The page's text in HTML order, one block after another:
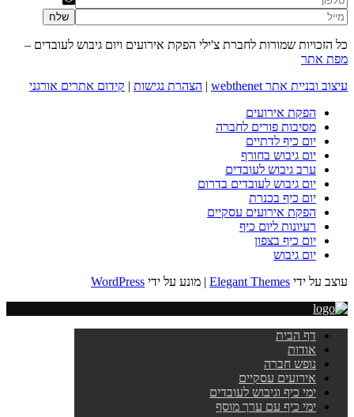
כל הזכויות שמורות לחברת צ'ילי הפקת אירועים ויום גיבוש לעובדים –
מפת אתר
עיצוב ובניית אתר webthenet
| הצהרת נגישות | קידום אתרים אורגני
הפקת אירועים
מסיבות פורים לחברה
יום כיף לדתיים
יום גיבוש בחורף
ערב גיבוש לעובדים
יום גיבוש לעובדים בדרום
יום כיף בכנרת
הפקת אירועים עסקיים
רעיונות ליום כיף
יום כיף בצפון
יום גיבוש
עוצב על ידי Elegant Themes | מונע על ידי WordPress
דף הבית
אודות
נופש חברה
אירועים עסקיים
ימי כיף וגיבוש לעובדים
ימי כיף עם ערך מוסף